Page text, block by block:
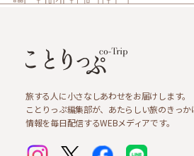
旅する人に小さなしあわせをお届けします。
ことりっぷ編集部が、あたらしい旅のきっか
情報を毎日配信するWEBメディアです。